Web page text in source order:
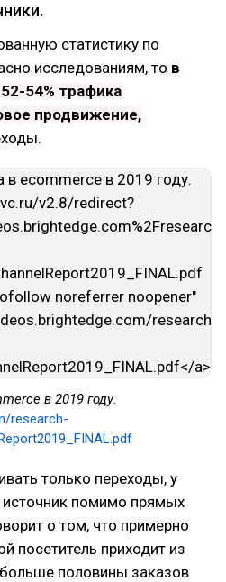
статистику по
исследованиям, то в
54% трафика
продвижение,
в 2019 году.
research-
только переходы, у
источник помимо прямых
о том, что примерно
посетитель приходит из
больше половины заказов